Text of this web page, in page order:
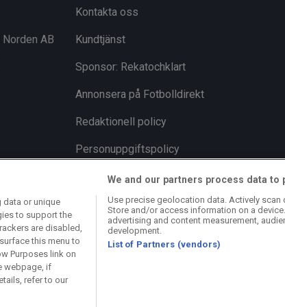
AB
Kontakta oss
Kundtjänst
Sponsor: Rekatochklart
Annonsera på Fotbolldirekt
Redaktionell policy
Personuppgiftspolicy
Cookiepolicy
data or unique
to support the
are disabled,
this menu to
Purposes link on
webpage, if
refer to our
We and our partners process data to
Use precise geolocation data. Actively
Store and/or access information on a
advertising and content measurement,
development.
List of Partners (vendors)